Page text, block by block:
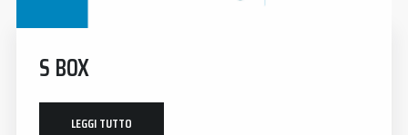
S BOX
LEGGI TUTTO